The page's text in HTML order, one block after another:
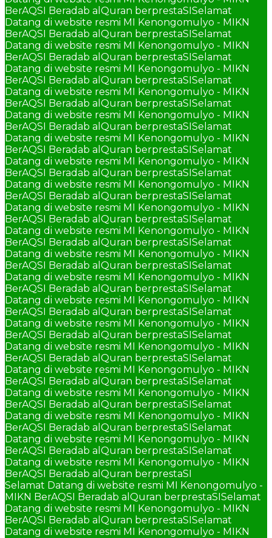
BerAQSI Beradab alQuran berprestaSISelamat
Datang di website resmi MI Kenongomulyo - MIKN
BerAQSI Beradab alQuran berprestaSISelamat
Datang di website resmi MI Kenongomulyo - MIKN
BerAQSI Beradab alQuran berprestaSISelamat
Datang di website resmi MI Kenongomulyo - MIKN
BerAQSI Beradab alQuran berprestaSISelamat
Datang di website resmi MI Kenongomulyo - MIKN
BerAQSI Beradab alQuran berprestaSISelamat
Datang di website resmi MI Kenongomulyo - MIKN
BerAQSI Beradab alQuran berprestaSISelamat
Datang di website resmi MI Kenongomulyo - MIKN
BerAQSI Beradab alQuran berprestaSISelamat
Datang di website resmi MI Kenongomulyo - MIKN
BerAQSI Beradab alQuran berprestaSISelamat
Datang di website resmi MI Kenongomulyo - MIKN
BerAQSI Beradab alQuran berprestaSISelamat
Datang di website resmi MI Kenongomulyo - MIKN
BerAQSI Beradab alQuran berprestaSISelamat
Datang di website resmi MI Kenongomulyo - MIKN
BerAQSI Beradab alQuran berprestaSISelamat
Datang di website resmi MI Kenongomulyo - MIKN
BerAQSI Beradab alQuran berprestaSISelamat
Datang di website resmi MI Kenongomulyo - MIKN
BerAQSI Beradab alQuran berprestaSISelamat
Datang di website resmi MI Kenongomulyo - MIKN
BerAQSI Beradab alQuran berprestaSISelamat
Datang di website resmi MI Kenongomulyo - MIKN
BerAQSI Beradab alQuran berprestaSISelamat
Datang di website resmi MI Kenongomulyo - MIKN
BerAQSI Beradab alQuran berprestaSISelamat
Datang di website resmi MI Kenongomulyo - MIKN
BerAQSI Beradab alQuran berprestaSISelamat
Datang di website resmi MI Kenongomulyo - MIKN
BerAQSI Beradab alQuran berprestaSISelamat
Datang di website resmi MI Kenongomulyo - MIKN
BerAQSI Beradab alQuran berprestaSISelamat
Datang di website resmi MI Kenongomulyo - MIKN
BerAQSI Beradab alQuran berprestaSISelamat
Datang di website resmi MI Kenongomulyo - MIKN
BerAQSI Beradab alQuran berprestaSI
Selamat Datang di website resmi MI Kenongomulyo -
MIKN BerAQSI Beradab alQuran berprestaSISelamat
Datang di website resmi MI Kenongomulyo - MIKN
BerAQSI Beradab alQuran berprestaSISelamat
Datang di website resmi MI Kenongomulyo - MIKN